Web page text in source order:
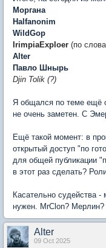
Моргана
Halfanonim
WildGop
IrimpiaExploer (по
Alter
Павло Шнырь
Djin Tolik (?)
Я общался по теме ещё
не очень заметен. С
Ещё такой момент: в
открытый доступ "по
для общей публикации
в этот раз сделать?
Касательно судейства
нужен. MrClon?
Alter
09 Oct 2025